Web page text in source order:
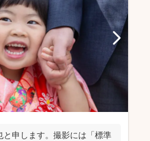
と申します。撮影には「標準